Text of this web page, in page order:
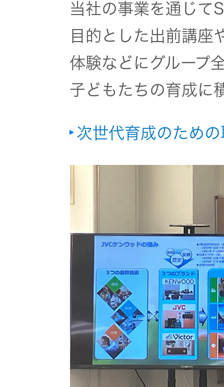
当社の事業を通じて
目的とした出前講座
体験などにグループ
子どもたちの育成に
次世代育成のため